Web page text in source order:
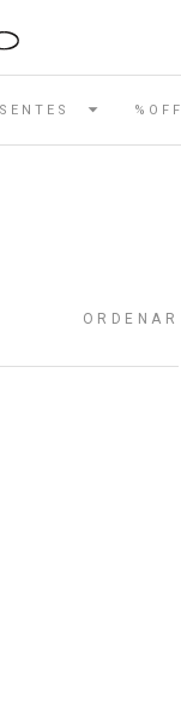
%OFF
ORDENAR